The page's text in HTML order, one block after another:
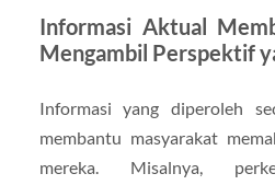
Informasi Aktual
Mengambil Perspektif
Informasi yang diperoleh
membantu masyarakat
mereka. Misalnya,